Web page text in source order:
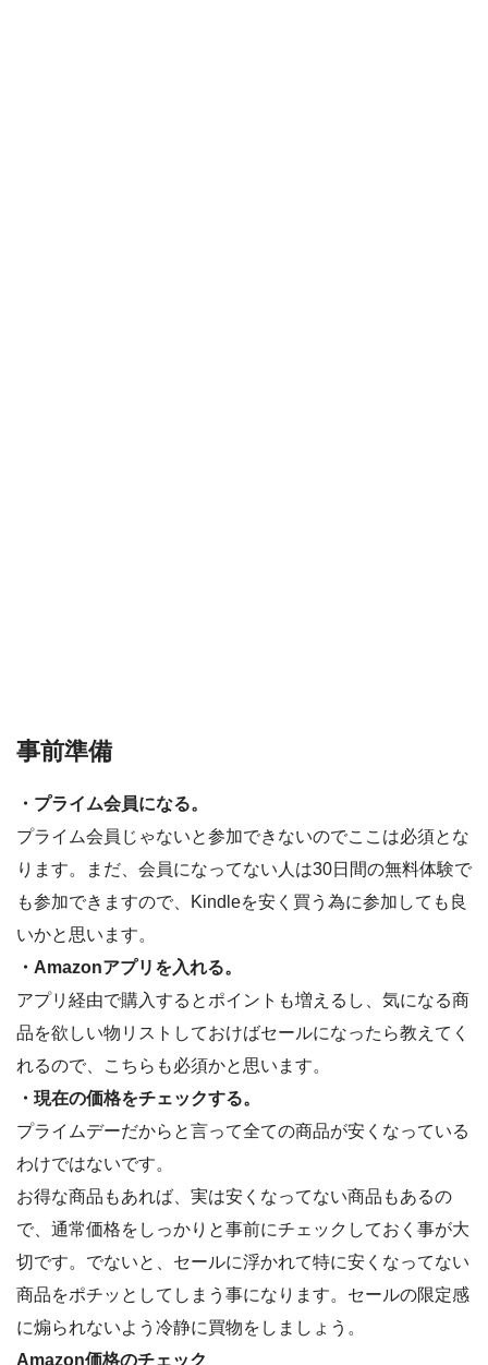
事前準備
・プライム会員になる。
プライム会員じゃないと参加できないのでここは必須とな
ります。まだ、会員になってない人は30日間の無料体験で
も参加できますので、Kindleを安く買う為に参加しても良
いかと思います。
・Amazonアプリを入れる。
アプリ経由で購入するとポイントも増えるし、気になる商
品を欲しい物リストしておけばセールになったら教えてく
れるので、こちらも必須かと思います。
・現在の価格をチェックする。
プライムデーだからと言って全ての商品が安くなっている
わけではないです。
お得な商品もあれば、実は安くなってない商品もあるの
で、通常価格をしっかりと事前にチェックしておく事が大
切です。でないと、セールに浮かれて特に安くなってない
商品をポチッとしてしまう事になります。セールの限定感
に煽られないよう冷静に買物をしましょう。
Amazon価格のチェック